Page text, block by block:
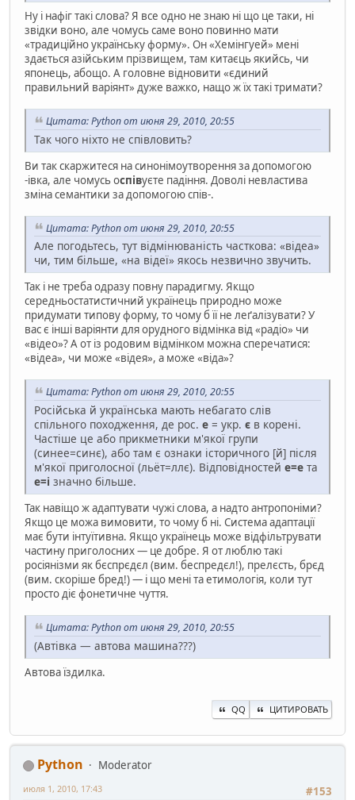
Ну і нафіг такі слова? Я все одно не знаю ні що це таки, ні
звідки воно, але чомусь саме воно повинно мати
«традиційно українську форму». Он «Хемінгуей» мені
здається азійським прізвищем, там китаєць якийсь, чи
японець, абощо. А головне відновити «єдиний
правильний варіянт» дуже важко, нащо ж їх такі тримати?
Цитата: Python от июня 29, 2010, 20:55
Так чого ніхто не співловить?
Ви так скаржитеся на синонімоутворення за допомогою
-івка, але чомусь оспівуєте падіння. Доволі невластива
зміна семантики за допомогою спів-.
Цитата: Python от июня 29, 2010, 20:55
Але погодьтесь, тут відмінюваність часткова: «відеа»
чи, тим більше, «на відеї» якось незвично звучить.
Так і не треба одразу повну парадигму. Якщо
середньостатистичний українець природно може
придумати типову форму, то чому б її не леґалізувати? У
вас є інші варіянти для орудного відмінка від «радіо» чи
«відео»? А от із родовим відмінком можна сперечатися:
«відеа», чи може «відея», а може «віда»?
Цитата: Python от июня 29, 2010, 20:55
Російська й українська мають небагато слів
спільного походження, де рос. е = укр. є в корені.
Частіше це або прикметники м'якої групи
(синее=синє), або там є ознаки історичного [й] після
м'якої приголосної (льёт=ллє). Відповідностей е=е та
е=і значно більше.
Так навіщо ж адаптувати чужі слова, а надто антропоніми?
Якщо це можа вимовити, то чому б ні. Система адаптації
має бути інтуїтивна. Якщо українець може відфільтрувати
частину приголосних — це добре. Я от люблю такі
росіянізми як бєспрєдєл (вим. беспредєл!), прелєсть, брєд
(вим. скоріше бред!) — і що мені та етимологія, коли тут
просто діє фонетичне чуття.
Цитата: Python от июня 29, 2010, 20:55
(Автівка — автова машина???)
Автова їздилка.
QQ ЦИТИРОВАТЬ
Python
Moderator
#153
июля 1, 2010, 17:43